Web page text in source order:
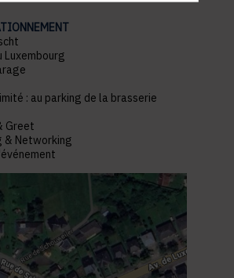
Luxembourg
: au parking de la brasserie
Greet
& Networking